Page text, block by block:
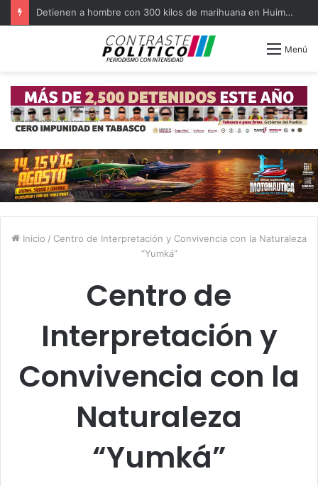
Detienen a hombre con 300 kilos de marihuana en Huimanguillo
Menú
Inicio / Centro de Interpretación y Convivencia con la Naturaleza
“Yumká”
Centro de
Interpretación y
Convivencia con la
Naturaleza
“Yumká”